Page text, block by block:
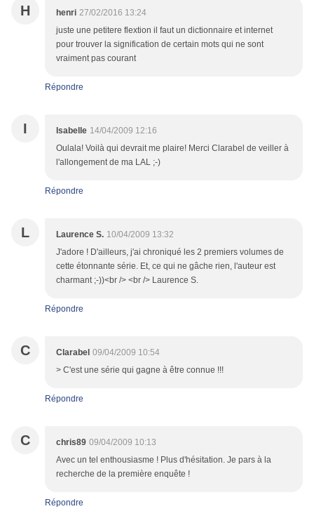
H henri 27/02/2016 13:24
juste une petitere flextion il faut un dictionnaire et internet
pour trouver la signification de certain mots qui ne sont
vraiment pas courant
Répondre
I Isabelle 14/04/2009 12:16
Oulala! Voilà qui devrait me plaire! Merci Clarabel de veiller à
l'allongement de ma LAL ;-)
Répondre
L Laurence S. 10/04/2009 13:32
J'adore ! D'ailleurs, j'ai chroniqué les 2 premiers volumes de
cette étonnante série. Et, ce qui ne gâche rien, l'auteur est
charmant ;-))<br /> <br /> Laurence S.
Répondre
C Clarabel 09/04/2009 10:54
> C'est une série qui gagne à être connue !!!
Répondre
C chris89 09/04/2009 10:13
Avec un tel enthousiasme ! Plus d'hésitation. Je pars à la
recherche de la première enquête !
Répondre